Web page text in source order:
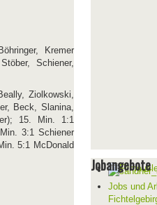
Kremer
Schiener,
Ziolkowski,
Beck, Slanina,
15. Min. 1:1
3:1 Schiener
5:1 McDonald
Jobangebote
Jobs und